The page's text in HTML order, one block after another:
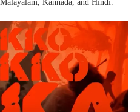
Kannada, and Hindi.